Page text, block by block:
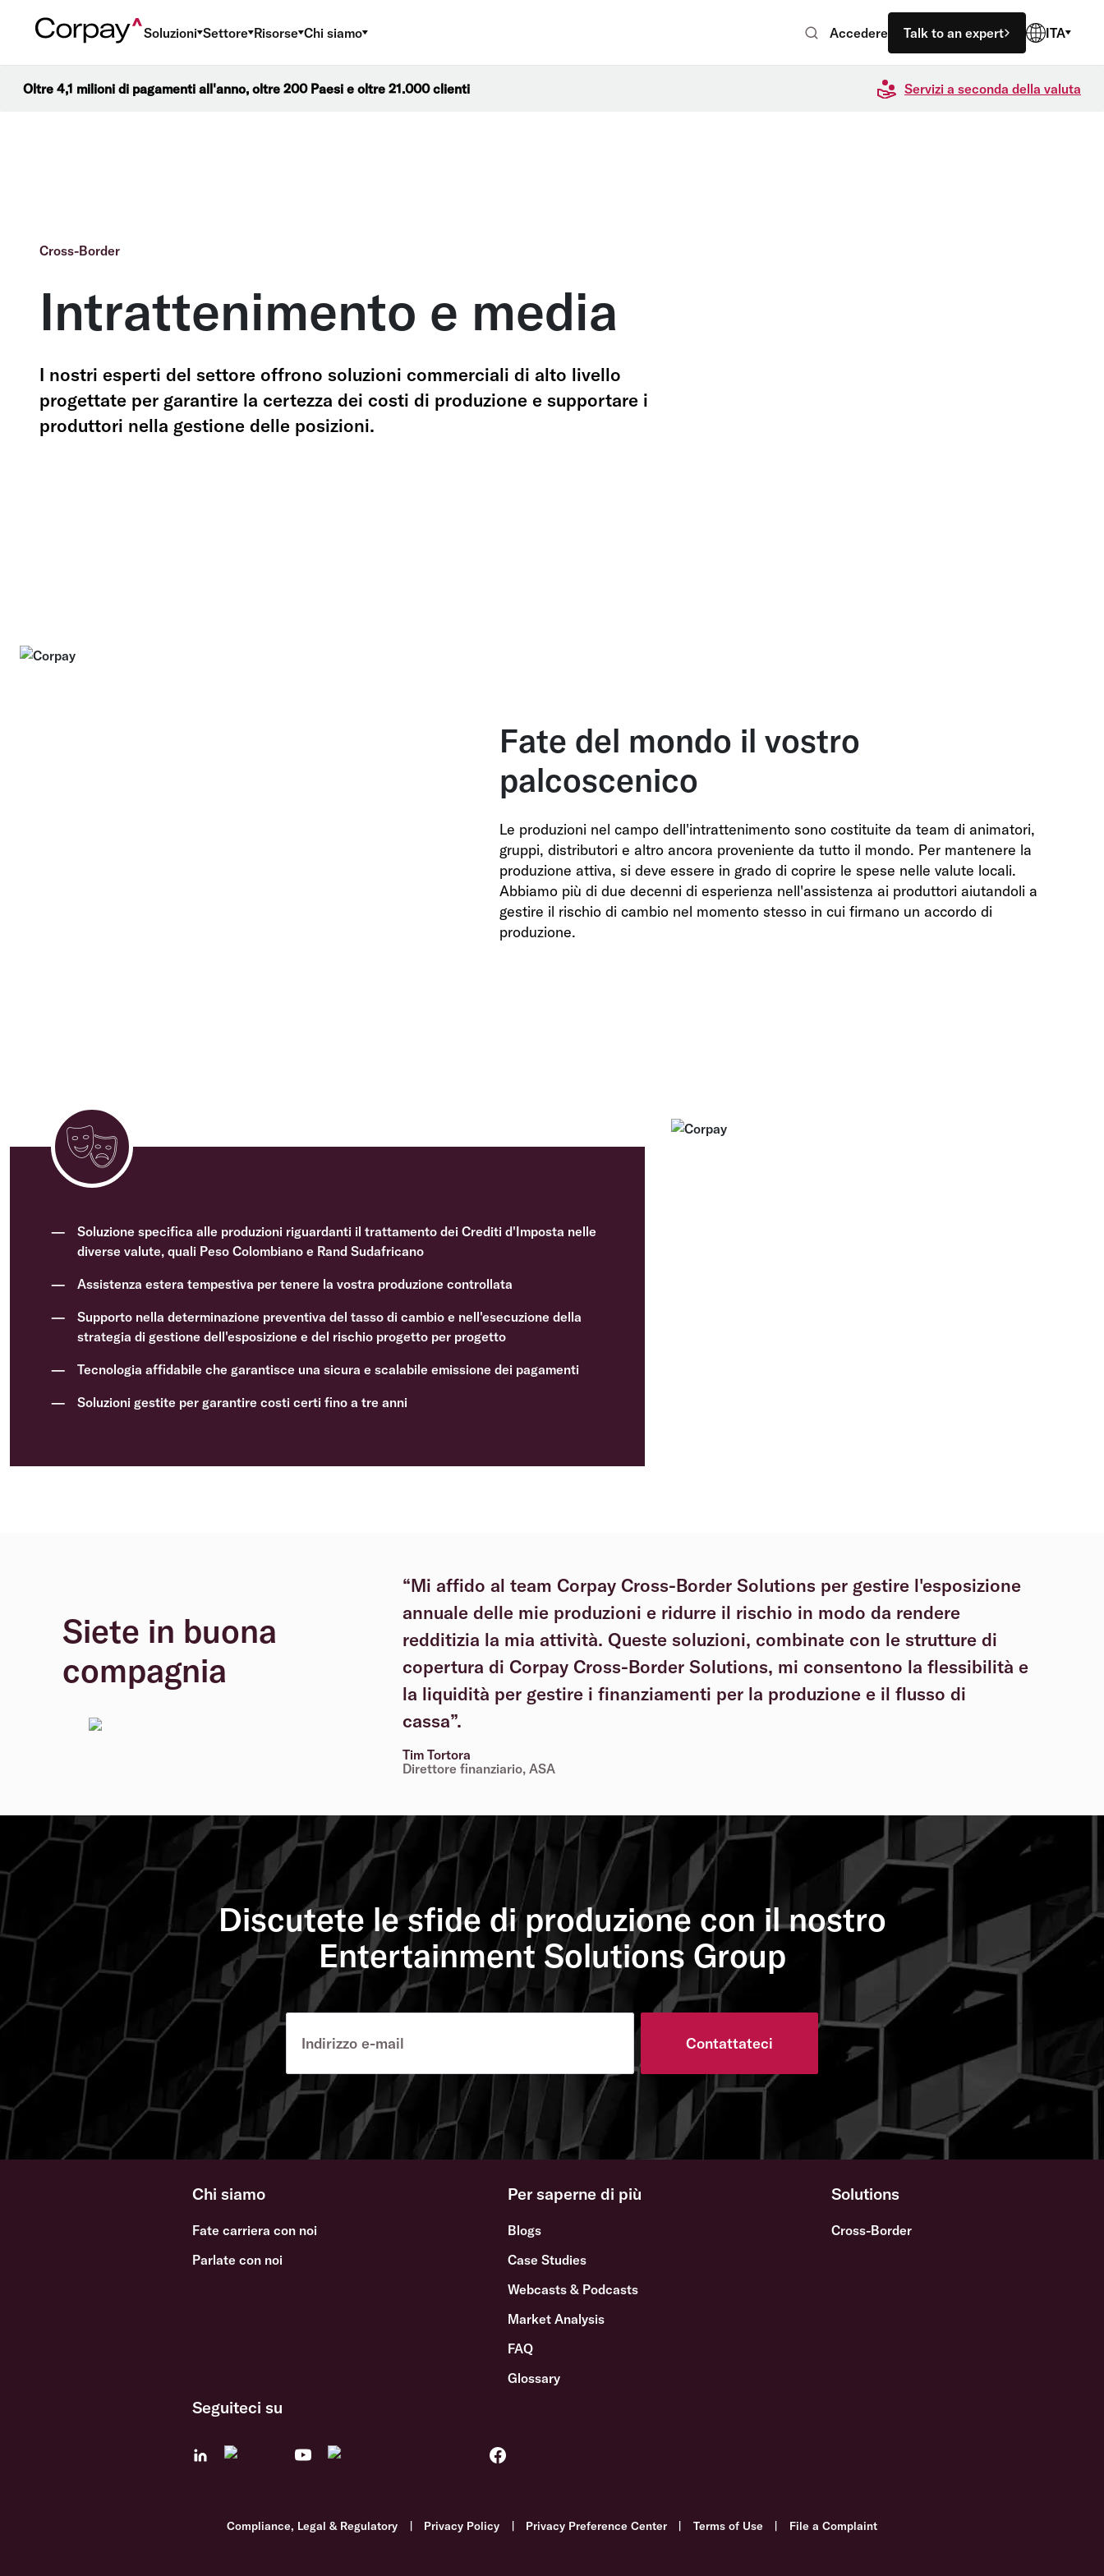
Soluzioni Settore Risorse Chi siamo Accedere Talk to an expert ITA
Oltre 4,1 milioni di pagamenti all'anno, oltre 200 Paesi e oltre 21.000 clienti Servizi a seconda della valuta
Cross-Border
Intrattenimento e media
I nostri esperti del settore offrono soluzioni commerciali di alto livello
progettate per garantire la certezza dei costi di produzione e supportare i
produttori nella gestione delle posizioni.
Fate del mondo il vostro
palcoscenico
Le produzioni nel campo dell'intrattenimento sono costituite da team di animatori,
gruppi, distributori e altro ancora proveniente da tutto il mondo. Per mantenere la
produzione attiva, si deve essere in grado di coprire le spese nelle valute locali.
Abbiamo più di due decenni di esperienza nell'assistenza ai produttori aiutandoli a
gestire il rischio di cambio nel momento stesso in cui firmano un accordo di
produzione.
Soluzione specifica alle produzioni riguardanti il trattamento dei Crediti d'Imposta nelle
diverse valute, quali Peso Colombiano e Rand Sudafricano
Assistenza estera tempestiva per tenere la vostra produzione controllata
Supporto nella determinazione preventiva del tasso di cambio e nell'esecuzione della
strategia di gestione dell'esposizione e del rischio progetto per progetto
Tecnologia affidabile che garantisce una sicura e scalabile emissione dei pagamenti
Soluzioni gestite per garantire costi certi fino a tre anni
Siete in buona
compagnia
“Mi affido al team Corpay Cross-Border Solutions per gestire l'esposizione
annuale delle mie produzioni e ridurre il rischio in modo da rendere
redditizia la mia attività. Queste soluzioni, combinate con le strutture di
copertura di Corpay Cross-Border Solutions, mi consentono la flessibilità e
la liquidità per gestire i finanziamenti per la produzione e il flusso di
cassa”.
Tim Tortora
Direttore finanziario, ASA
Discutete le sfide di produzione con il nostro
Entertainment Solutions Group
Contattateci
Chi siamo
Fate carriera con noi
Parlate con noi
Per saperne di più
Blogs
Case Studies
Webcasts & Podcasts
Market Analysis
FAQ
Glossary
Solutions
Cross-Border
Seguiteci su
Compliance, Legal & Regulatory | Privacy Policy | Privacy Preference Center | Terms of Use | File a Complaint